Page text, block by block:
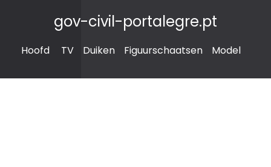
gov-civil-portalegre.pt
Hoofd TV Duiken Figuurschaatsen Model